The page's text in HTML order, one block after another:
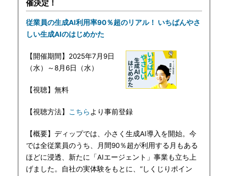
催決定！
従業員の生成AI利用率90％超のリアル！ いちばんやさ
しい生成AIのはじめかた
【開催期間】2025年7月9日
（水）～8月6日（水）
【視聴】無料
【視聴方法】 こちら より事前登録
【概要】ディップでは、小さく生成AI導入を開始。今
では全従業員のうち、月間90％超が利用する月もある
ほどに浸透、新たに「AIエージェント」事業も立ち上
げました。自社の実体験をもとに、“しくじりポイン